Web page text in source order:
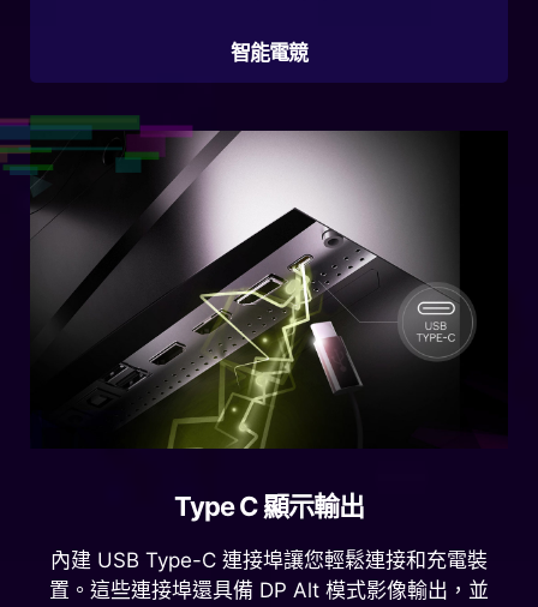
智能電競
Type C 顯示輸出
內建 USB Type-C 連接埠讓您輕鬆連接和充電裝
置。這些連接埠還具備 DP Alt 模式影像輸出，並